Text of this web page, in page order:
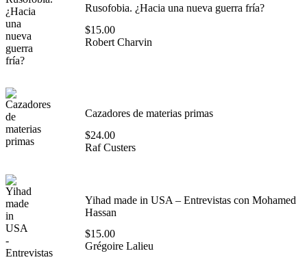
Rusofobia. ¿Hacia una nueva guerra fría?
$15.00
Robert Charvin
Cazadores de materias primas
$24.00
Raf Custers
Yihad made in USA – Entrevistas con Mohamed
Hassan
$15.00
Grégoire Lalieu